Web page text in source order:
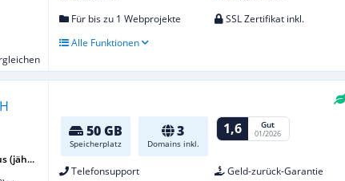
Für bis zu 1 Webprojekte
SSL Zertifikat inkl.
Alle Funktionen
50 GB
Speicherplatz
3
Domains inkl.
1,6 Gut
01/2026
Telefonsupport
Geld-zurück-Garantie
(jäh...